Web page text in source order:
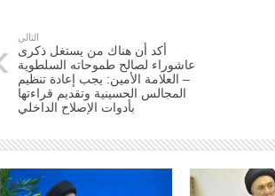
التالي
أكد أن هناك من يستغل ذكرى
عاشوراء لصالح طموحاته السلطوية
– العلامة الأمين: يجب إعادة تنظيم
المجالس الحسينية وتقديم قراءتها
بأدوات الإصلاح الداخلي